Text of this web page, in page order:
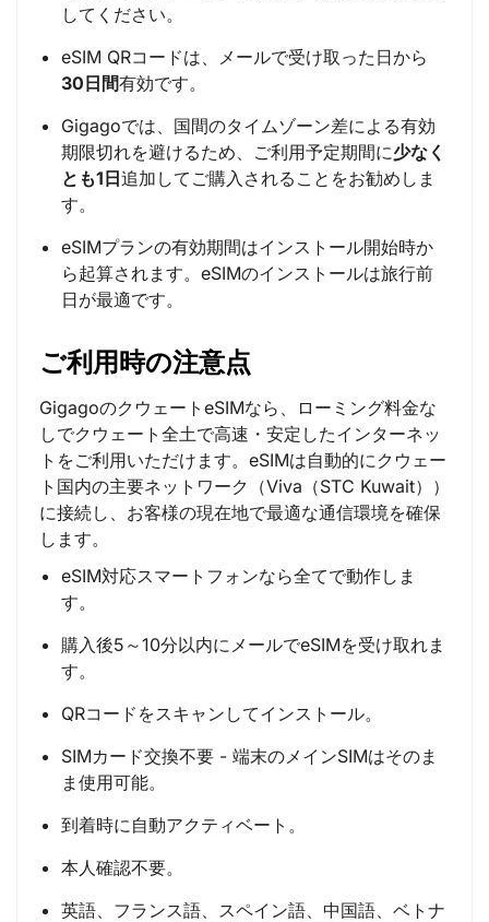
してください。
eSIM QRコードは、メールで受け取った日から
30日間有効です。
Gigagoでは、国間のタイムゾーン差による有効
期限切れを避けるため、ご利用予定期間に少なく
とも1日追加してご購入されることをお勧めしま
す。
eSIMプランの有効期間はインストール開始時か
ら起算されます。eSIMのインストールは旅行前
日が最適です。
ご利用時の注意点
GigagoのクウェートeSIMなら、ローミング料金な
しでクウェート全土で高速・安定したインターネッ
トをご利用いただけます。eSIMは自動的にクウェー
ト国内の主要ネットワーク（Viva（STC Kuwait））
に接続し、お客様の現在地で最適な通信環境を確保
します。
eSIM対応スマートフォンなら全てで動作しま
す。
購入後5～10分以内にメールでeSIMを受け取れま
す。
QRコードをスキャンしてインストール。
SIMカード交換不要 - 端末のメインSIMはそのま
ま使用可能。
到着時に自動アクティベート。
本人確認不要。
英語、フランス語、スペイン語、中国語、ベトナ